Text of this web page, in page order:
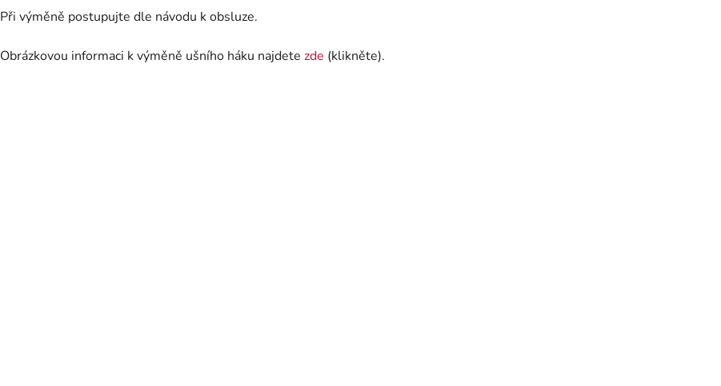
Při výměně postupujte dle návodu k obsluze.
Obrázkovou informaci k výměně ušního háku najdete zde (klikněte).